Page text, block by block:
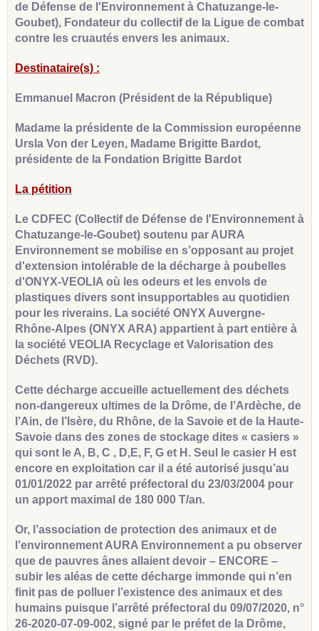
de Défense de l'Environnement à Chatuzange-le-
Goubet), Fondateur du collectif de la Ligue de combat
contre les cruautés envers les animaux.
Destinataire(s) :
Emmanuel Macron (Président de la République)
Madame la présidente de la Commission européenne
Ursla Von der Leyen, Madame Brigitte Bardot,
présidente de la Fondation Brigitte Bardot
La pétition
Le CDFEC (Collectif de Défense de l'Environnement à
Chatuzange-le-Goubet) soutenu par AURA
Environnement se mobilise en s’opposant au projet
d'extension intolérable de la décharge à poubelles
d'ONYX-VEOLIA où les odeurs et les envols de
plastiques divers sont insupportables au quotidien
pour les riverains. La société ONYX Auvergne-
Rhône-Alpes (ONYX ARA) appartient à part entière à
la société VEOLIA Recyclage et Valorisation des
Déchets (RVD).
Cette décharge accueille actuellement des déchets
non-dangereux ultimes de la Drôme, de l’Ardèche, de
l’Ain, de l’Isère, du Rhône, de la Savoie et de la Haute-
Savoie dans des zones de stockage dites « casiers »
qui sont le A, B, C , D,E, F, G et H. Seul le casier H est
encore en exploitation car il a été autorisé jusqu’au
01/01/2022 par arrêté préfectoral du 23/03/2004 pour
un apport maximal de 180 000 T/an.
Or, l’association de protection des animaux et de
l’environnement AURA Environnement a pu observer
que de pauvres ânes allaient devoir – ENCORE –
subir les aléas de cette décharge immonde qui n’en
finit pas de polluer l’existence des animaux et des
humains puisque l’arrêté préfectoral du 09/07/2020, n°
26-2020-07-09-002, signé par le préfet de la Drôme,